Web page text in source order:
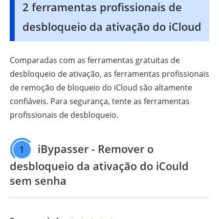
2 ferramentas profissionais de
desbloqueio da ativação do iCloud
Comparadas com as ferramentas gratuitas de
desbloqueio de ativação, as ferramentas profissionais
de remoção de bloqueio do iCloud são altamente
confiáveis. Para segurança, tente as ferramentas
profissionais de desbloqueio.
1
iBypasser - Remover o
desbloqueio da ativação do iCould
sem senha